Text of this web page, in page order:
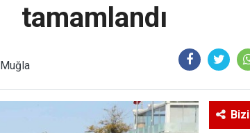
tamamlandı
Muğla